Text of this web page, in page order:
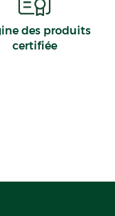
des produits
certifiée